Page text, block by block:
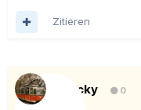
Zitieren
Blacky 0